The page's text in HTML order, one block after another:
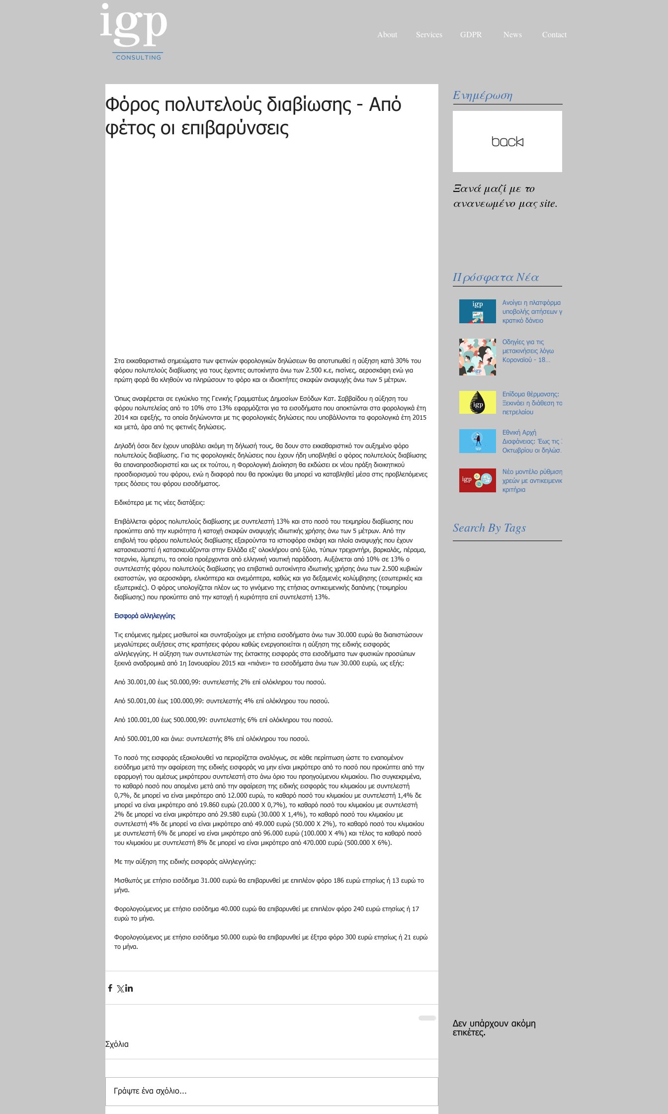
Φόρος πολυτελούς διαβίωσης - Από
φέτος οι επιβαρύνσεις
Στα εκκαθαριστικά σημειώματα των φετινών φορολογικών δηλώσεων θα αποτυπωθεί η αύξηση κατά 30% του
φόρου πολυτελούς διαβίωσης για τους έχοντες αυτοκίνητα άνω των 2.500 κ.ε, πισίνες, αεροσκάφη ενώ για
πρώτη φορά θα κληθούν να πληρώσουν το φόρο και οι ιδιοκτήτες σκαφών αναψυχής άνω των 5 μέτρων.
Όπως αναφέρεται σε εγκύκλιο της Γενικής Γραμματέως Δημοσίων Εσόδων Κατ. Σαββαίδου η αύξηση του
φόρου πολυτελείας από το 10% στο 13% εφαρμόζεται για τα εισοδήματα που αποκτώνται στα φορολογικά έτη
2014 και εφεξής, τα οποία δηλώνονται με τις φορολογικές δηλώσεις που υποβάλλονται τα φορολογικά έτη 2015
και μετά, άρα από τις φετινές δηλώσεις.
Δηλαδή όσοι δεν έχουν υποβάλει ακόμη τη δήλωσή τους, θα δουν στο εκκαθαριστικό τον αυξημένο φόρο
πολυτελούς διαβίωσης. Για τις φορολογικές δηλώσεις που έχουν ήδη υποβληθεί ο φόρος πολυτελούς διαβίωσης
θα επαναπροσδιοριστεί και ως εκ τούτου, η Φορολογική Διοίκηση θα εκδώσει εκ νέου πράξη διοικητικού
προσδιορισμού του φόρου, ενώ η διαφορά που θα προκύψει θα μπορεί να καταβληθεί μέσα στις προβλεπόμενες
τρεις δόσεις του φόρου εισοδήματος.
Ειδικότερα με τις νέες διατάξεις:
Επιβάλλεται φόρος πολυτελούς διαβίωσης με συντελεστή 13% και στο ποσό του τεκμηρίου διαβίωσης που
προκύπτει από την κυριότητα ή κατοχή σκαφών αναψυχής ιδιωτικής χρήσης άνω των 5 μέτρων. Από την
επιβολή του φόρου πολυτελούς διαβίωσης εξαιρούνται τα ιστιοφόρα σκάφη και πλοία αναψυχής που έχουν
κατασκευαστεί ή κατασκευάζονται στην Ελλάδα εξ' ολοκλήρου από ξύλο, τύπων τρεχαντήρι, βαρκαλάς, πέραμα,
τσερνίκι, λίμπερτυ, τα οποία προέρχονται από ελληνική ναυτική παράδοση. Αυξάνεται από 10% σε 13% ο
συντελεστής φόρου πολυτελούς διαβίωσης για επιβατικά αυτοκίνητα ιδιωτικής χρήσης άνω των 2.500 κυβικών
εκατοστών, για αεροσκάφη, ελικόπτερα και ανεμόπτερα, καθώς και για δεξαμενές κολύμβησης (εσωτερικές και
εξωτερικές). Ο φόρος υπολογίζεται πλέον ως το γινόμενο της ετήσιας αντικειμενικής δαπάνης (τεκμηρίου
διαβίωσης) που προκύπτει από την κατοχή ή κυριότητα επί συντελεστή 13%.
Εισφορά αλληλεγγύης
Τις επόμενες ημέρες μισθωτοί και συνταξιούχοι με ετήσια εισοδήματα άνω των 30.000 ευρώ θα διαπιστώσουν
μεγαλύτερες αυξήσεις στις κρατήσεις φόρου καθώς ενεργοποιείται η αύξηση της ειδικής εισφοράς
αλληλεγγύης. Η αύξηση των συντελεστών της έκτακτης εισφοράς στα εισοδήματα των φυσικών προσώπων
ξεκινά αναδρομικά από 1η Ιανουαρίου 2015 και «πιάνει» τα εισοδήματα άνω των 30.000 ευρώ, ως εξής:
Από 30.001,00 έως 50.000,99: συντελεστής 2% επί ολόκληρου του ποσού.
Από 50.001,00 έως 100.000,99: συντελεστής 4% επί ολόκληρου του ποσού.
Από 100.001,00 έως 500.000,99: συντελεστής 6% επί ολόκληρου του ποσού.
Από 500.001,00 και άνω: συντελεστής 8% επί ολόκληρου του ποσού.
Το ποσό της εισφοράς εξακολουθεί να περιορίζεται αναλόγως, σε κάθε περίπτωση ώστε το εναπομένον
εισόδημα μετά την αφαίρεση της ειδικής εισφοράς να μην είναι μικρότερο από το ποσό που προκύπτει από την
εφαρμογή του αμέσως μικρότερου συντελεστή στο άνω όριο του προηγούμενου κλιμακίου. Πιο συγκεκριμένα,
το καθαρό ποσό που απομένει μετά από την αφαίρεση της ειδικής εισφοράς του κλιμακίου με συντελεστή
0,7%, δε μπορεί να είναι μικρότερο από 12.000 ευρώ, το καθαρό ποσό του κλιμακίου με συντελεστή 1,4% δε
μπορεί να είναι μικρότερο από 19.860 ευρώ (20.000 Χ 0,7%), το καθαρό ποσό του κλιμακίου με συντελεστή
2% δε μπορεί να είναι μικρότερο από 29.580 ευρώ (30.000 Χ 1,4%), το καθαρό ποσό του κλιμακίου με
συντελεστή 4% δε μπορεί να είναι μικρότερο από 49.000 ευρώ (50.000 Χ 2%), το καθαρό ποσό του κλιμακίου
με συντελεστή 6% δε μπορεί να είναι μικρότερο από 96.000 ευρώ (100.000 Χ 4%) και τέλος τα καθαρό ποσό
του κλιμακίου με συντελεστή 8% δε μπορεί να είναι μικρότερο από 470.000 ευρώ (500.000 Χ 6%).
Με την αύξηση της ειδικής εισφοράς αλληλεγγύης:
Μισθωτός με ετήσιο εισόδημα 31.000 ευρώ θα επιβαρυνθεί με επιπλέον φόρο 186 ευρώ ετησίως ή 13 ευρώ το
μήνα.
Φορολογούμενος με ετήσιο εισόδημα 40.000 ευρώ θα επιβαρυνθεί με επιπλέον φόρο 240 ευρώ ετησίως ή 17
ευρώ το μήνα.
Φορολογούμενος με ετήσιο εισόδημα 50.000 ευρώ θα επιβαρυνθεί με έξτρα φόρο 300 ευρώ ετησίως ή 21 ευρώ
το μήνα.
Σχόλια
Γράψτε ένα σχόλιο...
Ενημέρωση
Ξανά μαζί με το
ανανεωμένο μας site.
Πρόσφατα Νέα
Ανοίγει η πλατφόρμα
υποβολής αιτήσεων για
κρατικό δάνειο
Οδηγίες για τις
μετακινήσεις λόγω
Κοροναϊού - 18
Επίδομα θέρμανσης:
Ξεκινάει η διάθεση του
πετρελαίου
Εθνική Αρχή
Διαφάνειας: Έως τις 31
Οκτωβρίου οι δηλώσεις
Νέο μοντέλο ρύθμισης
χρεών με αντικειμενικά
κριτήρια
Search By Tags
Δεν υπάρχουν ακόμη
ετικέτες.
About Services GDPR News Contact